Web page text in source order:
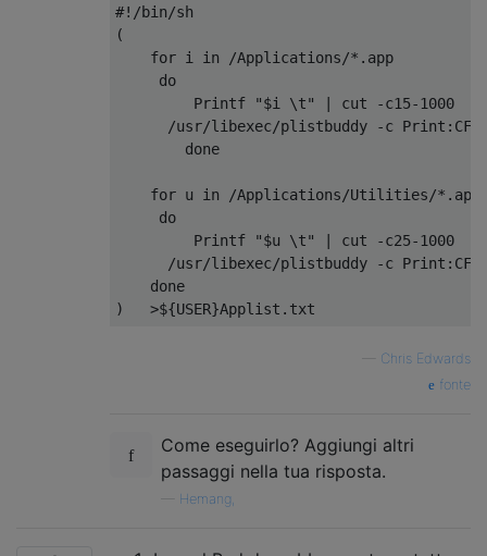
#!/bin/sh
(
    for i in /Applications/*.app
     do
         Printf "$i \t" | cut -c15-1000
/usr/libexec/plistbuddy -c
        done
    for u in /Applications/Utilities/*.app
     do
         Printf "$u \t" | cut -c25-1000
/usr/libexec/plistbuddy -c
    done
Chris Edwards
fonte
Come eseguirlo? Aggiungi altri
passaggi nella tua risposta.
Hemang,